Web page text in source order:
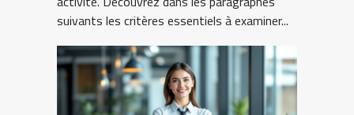
suivants les critères essentiels à examiner...